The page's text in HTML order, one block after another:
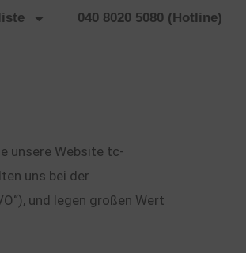
040 8020 5080 (Hotline)
unsere Website tc-
uns bei der
und legen großen Wert